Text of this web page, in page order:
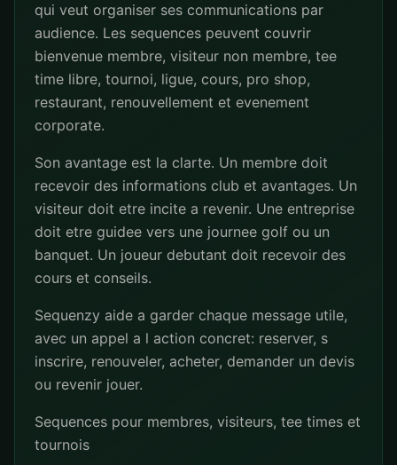
qui veut organiser ses communications par
audience. Les sequences peuvent couvrir
bienvenue membre, visiteur non membre, tee
time libre, tournoi, ligue, cours, pro shop,
restaurant, renouvellement et evenement
corporate.
Son avantage est la clarte. Un membre doit
recevoir des informations club et avantages. Un
visiteur doit etre incite a revenir. Une entreprise
doit etre guidee vers une journee golf ou un
banquet. Un joueur debutant doit recevoir des
cours et conseils.
Sequenzy aide a garder chaque message utile,
avec un appel a l action concret: reserver, s
inscrire, renouveler, acheter, demander un devis
ou revenir jouer.
Sequences pour membres, visiteurs, tee times et
tournois